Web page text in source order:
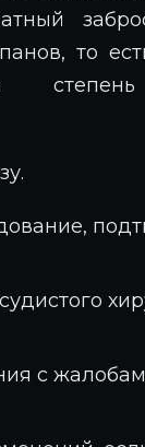
то
степень
с